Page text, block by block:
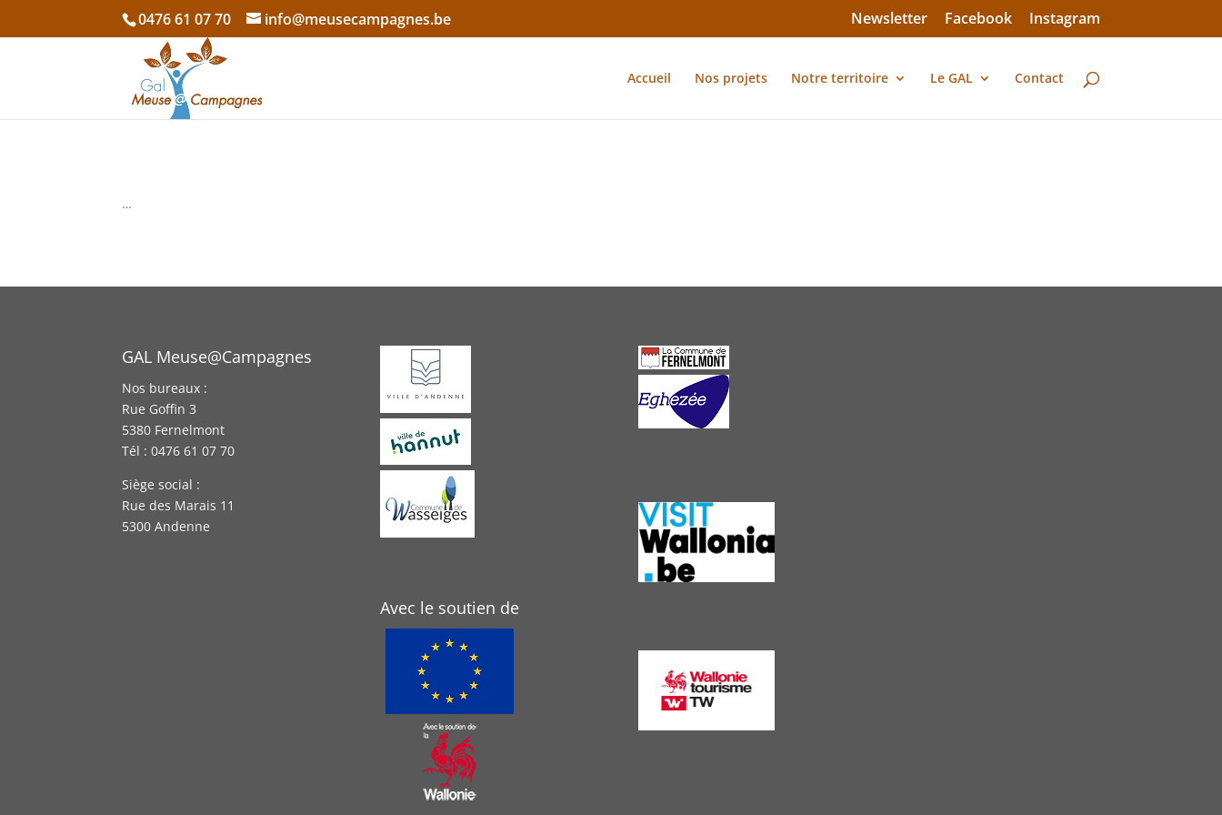
0476 61 07 70 info@meusecampagnes.be Newsletter Facebook Instagram
Accueil Nos projets Notre territoire Le GAL Contact
…
GAL Meuse@Campagnes
Nos bureaux :
Rue Goffin 3
5380 Fernelmont
Tél : 0476 61 07 70
Siège social :
Rue des Marais 11
5300 Andenne
Avec le soutien de